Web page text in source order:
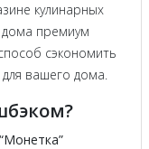
кулинарных
дома премиум
сэкономить
для вашего дома.